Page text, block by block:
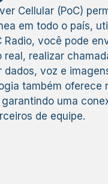
Cellular (PoC)
em todo o país,
Radio, você pode
realizar
dados, voz e
também oferece
uma
de equipe.